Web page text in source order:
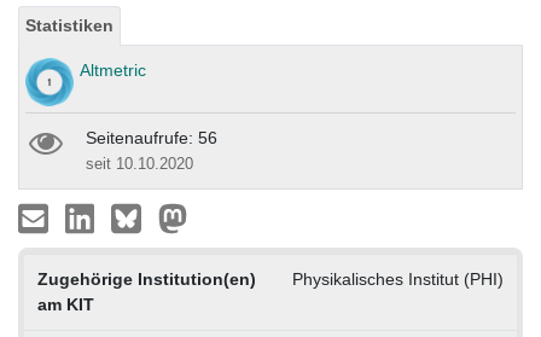
Statistiken
Altmetric
Seitenaufrufe: 56
seit 10.10.2020
Zugehörige Institution(en)
am KIT
Physikalisches Institut (PHI)